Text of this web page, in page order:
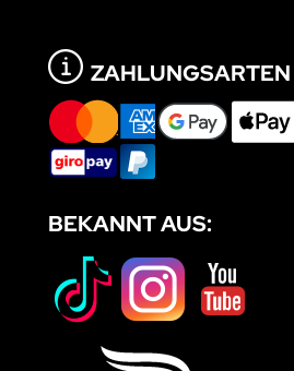
ZAHLUNGSARTEN
BEKANNT AUS: